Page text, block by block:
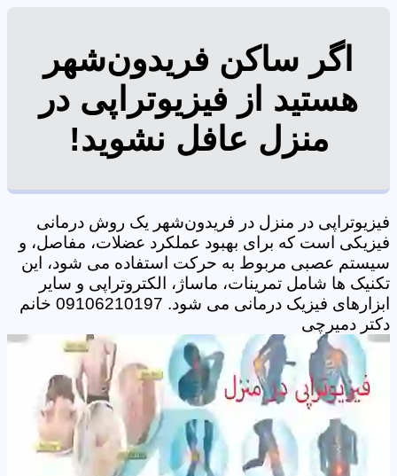
اگر ساکن فریدون‌شهر
هستید از فیزیوتراپی در
منزل عافل نشوید!
فیزیوتراپی در منزل در فریدون‌شهر یک روش درمانی
فیزیکی است که برای بهبود عملکرد عضلات، مفاصل، و
سیستم عصبی مربوط به حرکت استفاده می شود، این
تکنیک ها شامل تمرینات، ماساژ، الکتروتراپی و سایر
ابزارهای فیزیک درمانی می شود. 09106210197 خانم
دکتر دمیرچی